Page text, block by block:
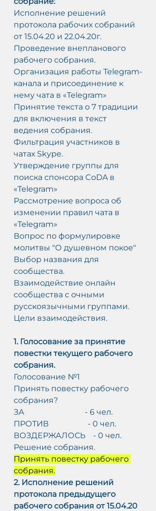
С
АМ
Исполнение решений
протокола рабочих собраний
от 15.04.20 и 22.04.20г.
Проведение внепланового
рабочего собрания.
Организация работы Telegram-
канала и присоединение к
нему чата в «Telegram»
Принятие текста о 7 традиции
для включения в текст
ведения собрания.
Фильтрация участников в
чатах Skype.
Утверждение группы для
поиска спонсора CoDA в
«Telegram»
Рассмотрение вопроса об
изменении правил чата в
«Telegram»
Вопрос по формулировке
молитвы "О душевном покое"
Выбор названия для
сообщества.
Взаимодействие онлайн
сообщества с очными
русскоязычными группами.
Цели взаимодействия.
1. Голосование за принятие
повестки текущего рабочего
собрания.
Голосование №1
Принять повестку рабочего
собрания?
ЗА                               - 6 чел.
ПРОТИВ                    - 0 чел.
ВОЗДЕРЖАЛОСЬ    - 0 чел.
Решение собрания.
Принять повестку рабочего
собрания.
2. Исполнение решений
протокола предыдущего
рабочего собрания от 15.04.20